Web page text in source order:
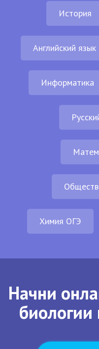
История
Английский язык
Информатика
Химия ОГЭ
Начни
биологии